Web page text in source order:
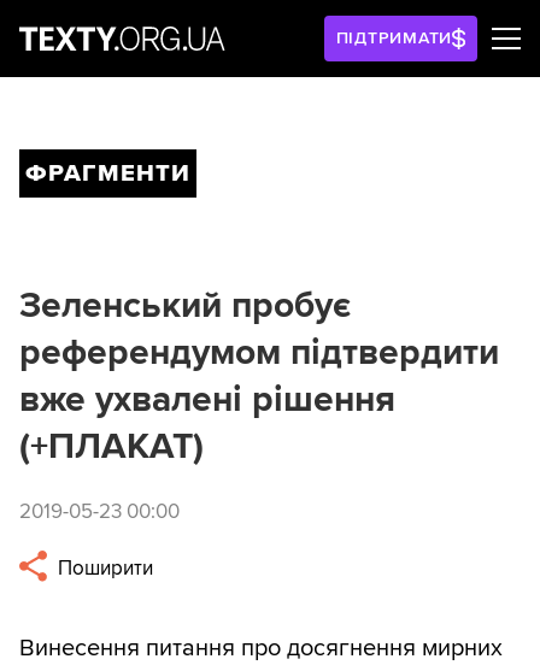
ПІДТРИМАТИ
ФРАГМЕНТИ
Зеленський пробує
референдумом підтвердити
вже ухвалені рішення
(+ПЛАКАТ)
2019-05-23 00:00
Поширити
Винесення питання про досягнення мирних